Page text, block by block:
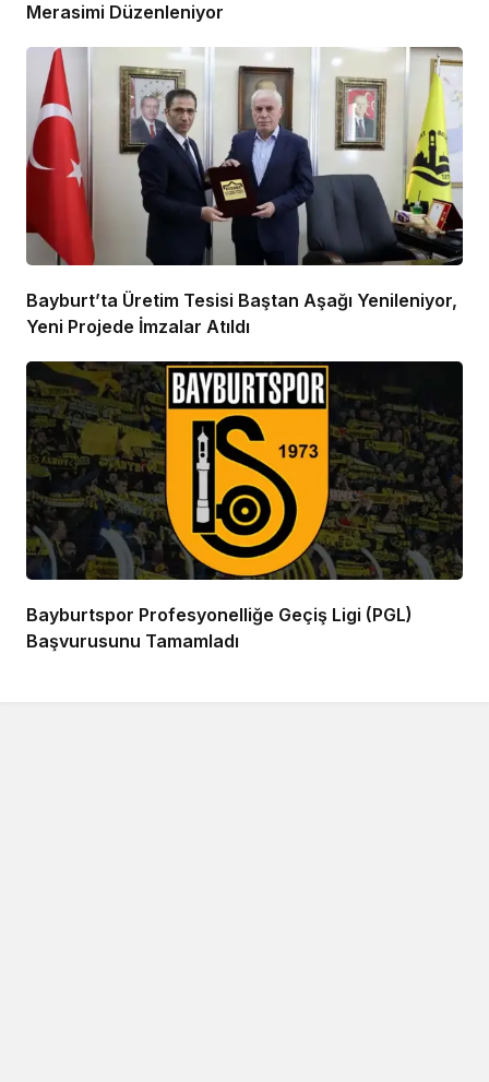
Merasimi Düzenleniyor
Bayburt’ta Üretim Tesisi Baştan Aşağı Yenileniyor,
Yeni Projede İmzalar Atıldı
Bayburtspor Profesyonelliğe Geçiş Ligi (PGL)
Başvurusunu Tamamladı